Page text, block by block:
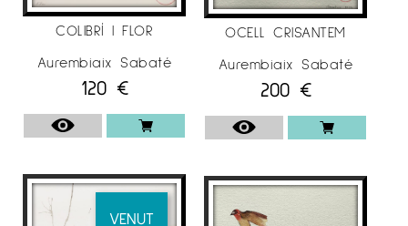
Galeria d’artAnquin’s
, “TransfORmació i
Alquimía” Reus.
. 2016/17
. 2015
COLIBRÍ I FLOR
Aurembiaix Sabaté
120 €
VENUT
OCELL CRISANTEM
Aurembiaix Sabaté
200 €